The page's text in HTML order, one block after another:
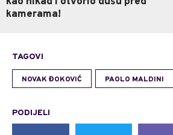
kamerama!
TAGOVI
NOVAK ĐOKOVIĆ PAOLO MALDINI
PODIJELI